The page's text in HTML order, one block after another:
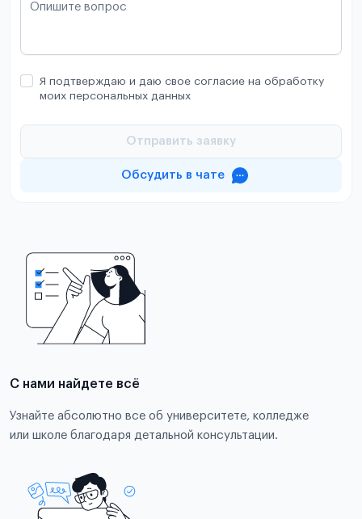
Опишите вопрос
Я подтверждаю и даю свое согласие на обработку
моих персональных данных
Отправить заявку
Обсудить в чате
С нами найдете всё
Узнайте абсолютно все об университете, колледже
или школе благодаря детальной консультации.